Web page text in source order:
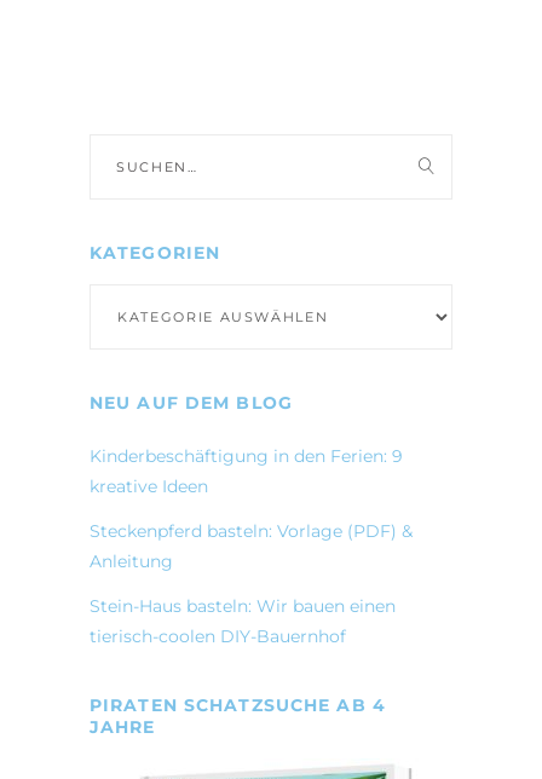
nach:
KATEGORIEN
NEU AUF DEM BLOG
Kinderbeschäftigung in den Ferien: 9
kreative Ideen
Steckenpferd basteln: Vorlage (PDF) &
Anleitung
Stein-Haus basteln: Wir bauen einen
tierisch-coolen DIY-Bauernhof
PIRATEN SCHATZSUCHE AB 4
JAHRE